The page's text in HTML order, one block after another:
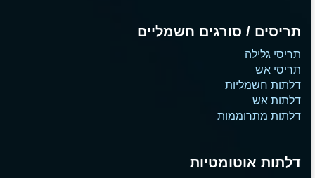
תריסים / סורגים חשמליים
תריסי גלילה
תריסי אש
דלתות חשמליות
דלתות אש
דלתות מתרוממות
דלתות אוטומטיות